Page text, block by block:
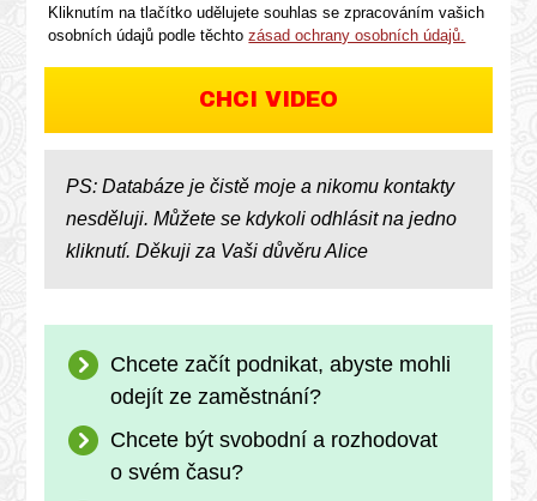
Kliknutím na tlačítko udělujete souhlas se zpracováním vašich
osobních údajů podle těchtozásad ochrany osobních údajů.
CHCI VIDEO
PS: Databáze je čistě moje a nikomu kontakty
nesděluji. Můžete se kdykoli odhlásit na jedno
kliknutí. Děkuji za Vaši důvěru Alice
Chcete začít podnikat, abyste mohli
odejít ze zaměstnání?
Chcete být svobodní a rozhodovat
o svém času?